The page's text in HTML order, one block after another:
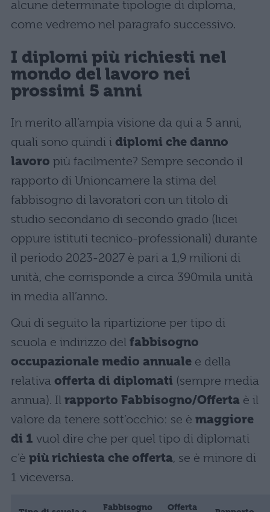
alcune determinate tipologie di diploma,
come vedremo nel paragrafo successivo.
I diplomi più richiesti nel
mondo del lavoro nei
prossimi 5 anni
In merito all’ampia visione da qui a 5 anni,
quali sono quindi i diplomi che danno
lavoro più facilmente? Sempre secondo il
rapporto di Unioncamere la stima del
fabbisogno di lavoratori con un titolo di
studio secondario di secondo grado (licei
oppure istituti tecnico-professionali) durante
il periodo 2023-2027 è pari a 1,9 milioni di
unità, che corrisponde a circa 390mila unità
in media all’anno.
Qui di seguito la ripartizione per tipo di
scuola e indirizzo del fabbisogno
occupazionale medio annuale e della
relativa offerta di diplomati (sempre media
annua). Il rapporto Fabbisogno/Offerta è il
valore da tenere sott’occhio: se è maggiore
di 1 vuol dire che per quel tipo di diplomati
c’è più richiesta che offerta, se è minore di
1 viceversa.
Fabbisogno
Offerta